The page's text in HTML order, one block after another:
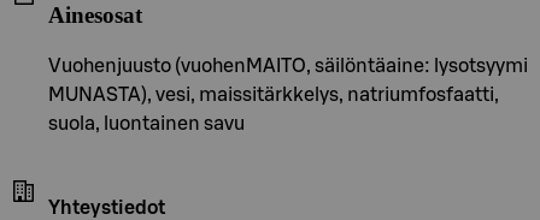
Ainesosat
Vuohenjuusto (vuohenMAITO, säilöntäaine: lysotsyymi
MUNASTA), vesi, maissitärkkelys, natriumfosfaatti,
suola, luontainen savu
Yhteystiedot